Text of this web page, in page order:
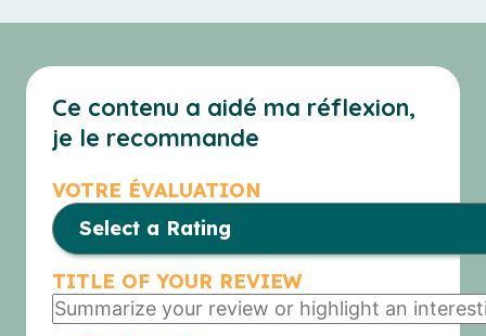
Ce contenu a aidé ma réflexion,
je le recommande
VOTRE ÉVALUATION
TITLE OF YOUR REVIEW